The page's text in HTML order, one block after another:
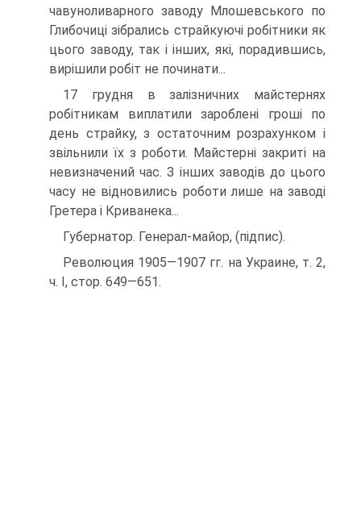
чавуноливарного заводу Млошевського по
Глибочиці зібрались страйкуючі робітники як
цього заводу, так і інших, які, порадившись,
вирішили робіт не починати...
17 грудня в залізничних майстернях
робітникам виплатили зароб­лені гроші по
день страйку, з остаточним розрахунком і
звільнили їх з роботи. Майстерні закриті на
невизначений час. З інших заводів до цього
часу не відновились роботи лише на заводі
Гретера і Криванека...
Губернатор. Генерал-майор, (підпис).
Революция 1905—1907 гг. на Украине, т. 2,
ч. І, стор. 649—651.